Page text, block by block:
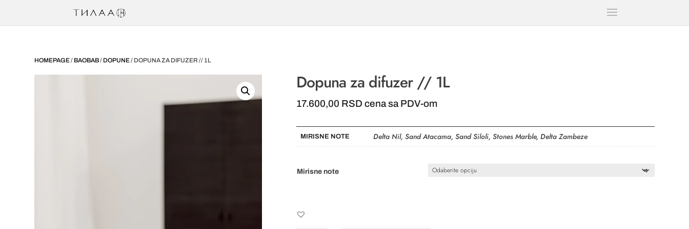
HOMEPAGE/ BAOBAB/ DOPUNE/ DOPUNA ZA DIFUZER // 1L
Dopuna za difuzer // 1L
17.600,00 RSD cena sa PDV-om
MIRISNE NOTE Delta Nil, Sand Atacama, Sand Siloli, Stones Marble, Delta Zambeze
Mirisne note